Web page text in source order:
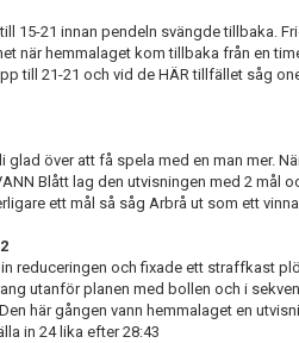
15-21 innan pendeln svängde tillbaka.
när hemmalaget kom tillbaka från en
till 21-21 och vid de HÄR tillfället såg
glad över att få spela med en man mer.
Blått lag den utvisningen med 2 mål
ett mål så såg Arbrå ut som ett
reduceringen och fixade ett straffkast
utanför planen med bollen och i
här gången vann hemmalaget en
in 24 lika efter 28:43